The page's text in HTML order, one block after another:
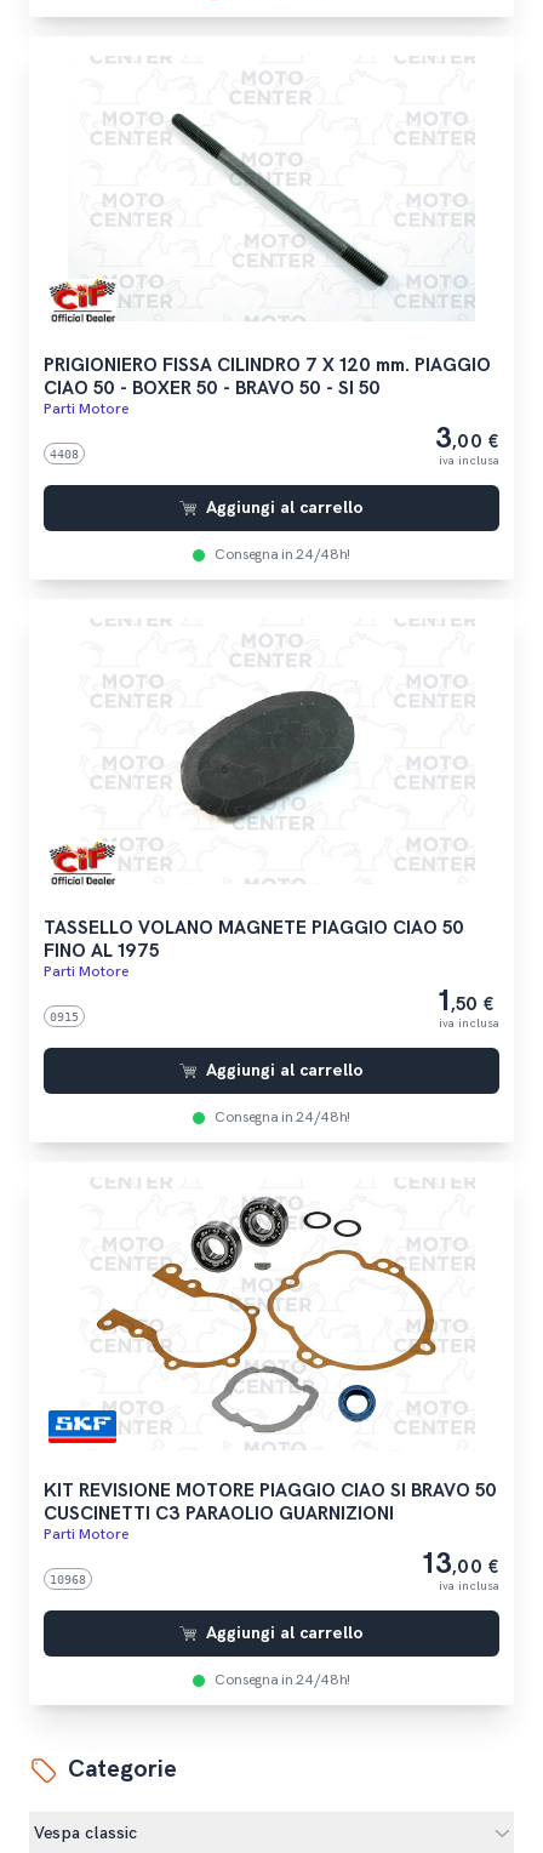
PRIGIONIERO FISSA CILINDRO 7 X 120 mm. PIAGGIO
CIAO 50 - BOXER 50 - BRAVO 50 - SI 50
Parti Motore
4408 3,00 €
iva inclusa
Aggiungi al carrello
Consegna in 24/48h!
TASSELLO VOLANO MAGNETE PIAGGIO CIAO 50
FINO AL 1975
Parti Motore
0915 1,50 €
iva inclusa
Aggiungi al carrello
Consegna in 24/48h!
KIT REVISIONE MOTORE PIAGGIO CIAO SI BRAVO 50
CUSCINETTI C3 PARAOLIO GUARNIZIONI
Parti Motore
10968 13,00 €
iva inclusa
Aggiungi al carrello
Consegna in 24/48h!
Categorie
Vespa classic